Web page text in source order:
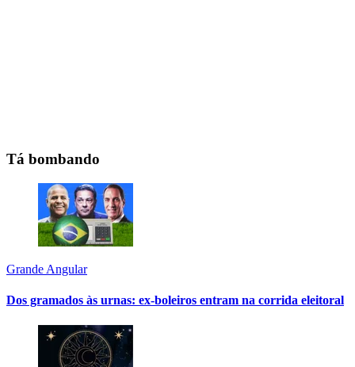
Tá bombando
Grande Angular
Dos gramados às urnas: ex-boleiros entram na corrida eleitoral